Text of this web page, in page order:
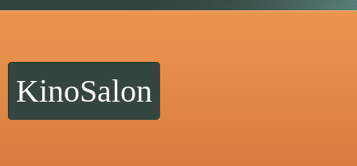
KinoSalon